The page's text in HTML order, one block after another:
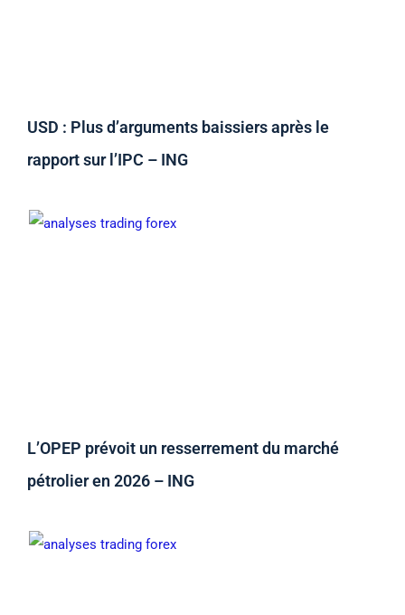
USD : Plus d’arguments baissiers après le
rapport sur l’IPC – ING
L’OPEP prévoit un resserrement du marché
pétrolier en 2026 – ING